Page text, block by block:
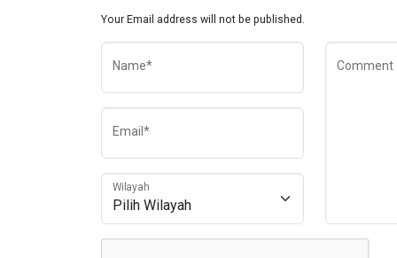
Your Email address will not be published.
Name*
Email*
Wilayah
Comment